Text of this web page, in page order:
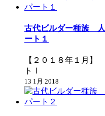
古代ビルダー種族
ート１
【２０１８年１月
トⅠ
13 1月 2018